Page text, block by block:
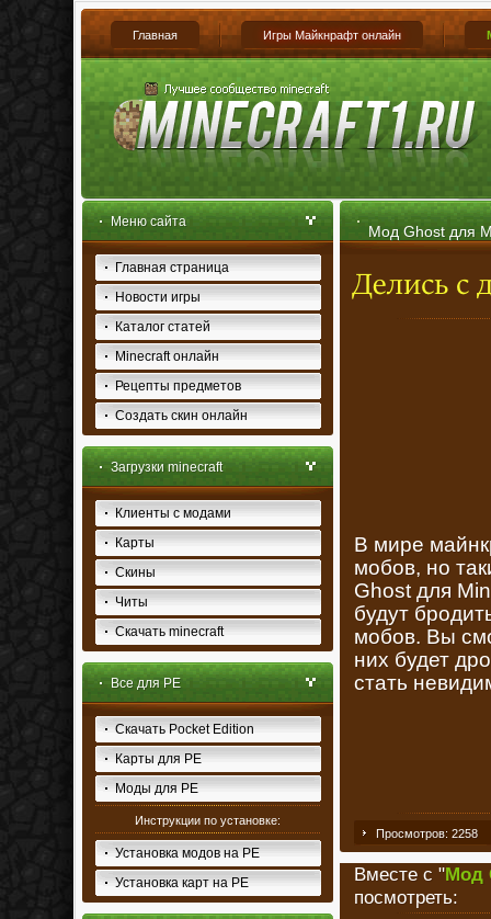
Главная Игры Майкнрафт онлайн
Меню сайта
Главная страница
Новости игры
Каталог статей
Minecraft онлайн
Рецепты предметов
Создать скин онлайн
Загрузки minecraft
Клиенты с модами
Карты
Скины
Читы
Скачать minecraft
Все для PE
Скачать Pocket Edition
Карты для PE
Моды для PE
Инструкции по установке:
Установка модов на PE
Установка карт на PE
Мод Ghost для
В мире
мобов, но
Ghost для
будут
мобов. Вы
них будет
стать
Просмотров: 2258
Вместе с "Мод
посмотреть: